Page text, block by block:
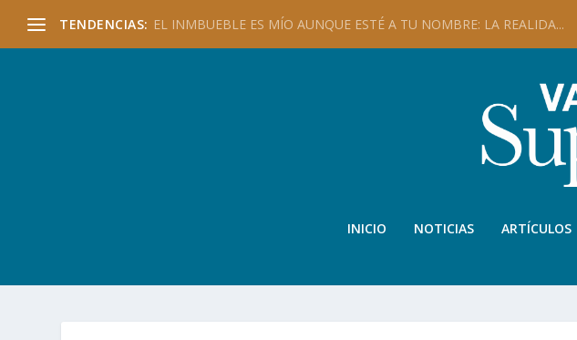
TENDENCIAS: EL INMBUEBLE ES MÍO AUNQUE ESTÉ A TU NOMBRE: LA REALIDA...
INICIO NOTICIAS ARTÍCULOS